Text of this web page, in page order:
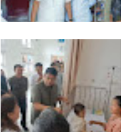
Walikota Medan Nonaktifkan
Lurah Aur, Rico Waas : Tak Ada
Toleransi bagi Penyalahgunaan
Wewenang